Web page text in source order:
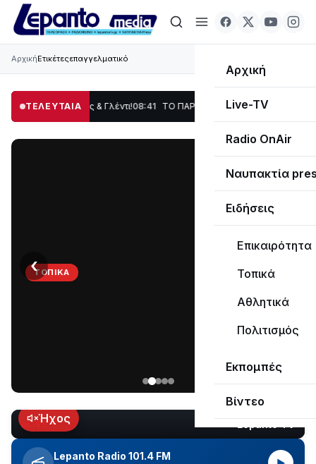
Αρχική
Live-TV
Radio OnAir
Ναυπακτία
Ειδήσεις
Επικαιρότητα
Τοπικά
Αθλητικά
Πολιτισμός
Εκπομπές
Βίντεο
ΑρχικήΕτικέτεςεπαγγελματικό
ΤΕΛΕΥΤΑΙΑ
Χορός & Γλέντι!08:41 ΤΟ ΠΑΡΤΥ ΣΥΝΕΧΙΖΕΤΑΙ… 19:47 Στο σκοτάδι
ΤΟΠΙΚΆ
Κωτσανά
για
τα
‹
LIVEΉχος
Lepanto Radio 101.4 FM